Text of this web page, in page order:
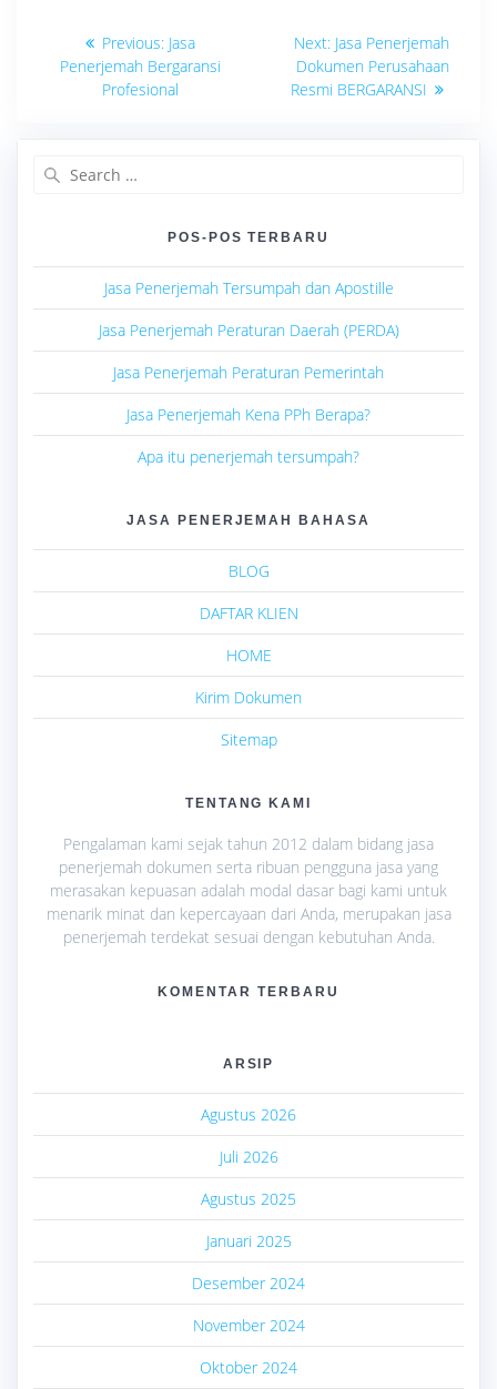
Navigasi
pos
Previous: Previous
post:
Jasa
Penerjemah Bergaransi
Profesional
Next: Next
post:
Jasa Penerjemah
Dokumen Perusahaan
Resmi BERGARANSI
POS-POS TERBARU
Jasa Penerjemah Tersumpah dan Apostille
Jasa Penerjemah Peraturan Daerah (PERDA)
Jasa Penerjemah Peraturan Pemerintah
Jasa Penerjemah Kena PPh Berapa?
Apa itu penerjemah tersumpah?
JASA PENERJEMAH BAHASA
BLOG
DAFTAR KLIEN
HOME
Kirim Dokumen
Sitemap
TENTANG KAMI
Pengalaman kami sejak tahun 2012 dalam bidang jasa
penerjemah dokumen serta ribuan pengguna jasa yang
merasakan kepuasan adalah modal dasar bagi kami untuk
menarik minat dan kepercayaan dari Anda, merupakan jasa
penerjemah terdekat sesuai dengan kebutuhan Anda.
KOMENTAR TERBARU
ARSIP
Agustus 2026
Juli 2026
Agustus 2025
Januari 2025
Desember 2024
November 2024
Oktober 2024